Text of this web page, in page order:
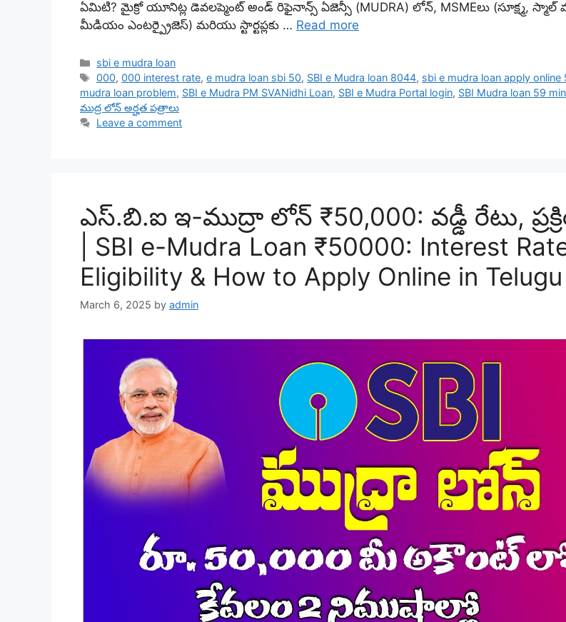
ఏమిటి? మైక్రో యూనిట్ల డెవలప్మెంట్ అండ్ రిఫైనాన్స్ ఏజెన్సీ (MUDRA) లోన్, MSMEలు (సూక్ష్మ,
మీడియం ఎంటర్ప్రైజెస్) మరియు స్టార్టప్లకు … Read more
Categories
sbi e mudra loan
Tags
000,000 interest rate,e mudra loan sbi 50, SBI e Mudra loan 8044, sbi e mudra loan apply online
mudra loan problem, SBI e Mudra PM SVANidhi Loan, SBI e Mudra Portal login, SBI Mudra loan 59
ముద్ర లోన్ అర్హత పత్రాలు
Leave a comment
ఎస్.బి.ఐ ఇ-ముద్రా లోన్ ₹50,000: వడ్డీ రేటు,
| SBI e-Mudra Loan ₹50000: Interest
Eligibility & How to Apply Online in Telugu
March 6, 2025 by admin